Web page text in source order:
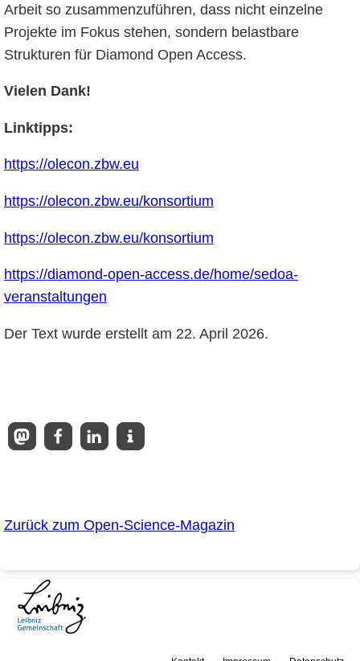
Arbeit so zusammenzuführen, dass nicht einzelne
Projekte im Fokus stehen, sondern belastbare
Strukturen für Diamond Open Access.
Vielen Dank!
Linktipps:
https://olecon.zbw.eu
https://olecon.zbw.eu/konsortium
https://olecon.zbw.eu/konsortium
https://diamond-open-access.de/home/sedoa-
veranstaltungen
Der Text wurde erstellt am 22. April 2026.
Zurück zum Open-Science-Magazin